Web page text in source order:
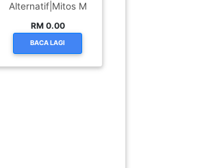
Alternatif|Mitos M
RM 0.00
BACA LAGI